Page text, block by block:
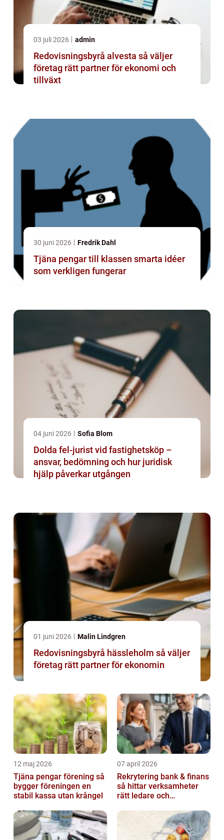
03 juli 2026 admin
Redovisningsbyrå alvesta så väljer
företag rätt partner för ekonomi och
tillväxt
30 juni 2026 Fredrik Dahl
Tjäna pengar till klassen smarta idéer
som verkligen fungerar
04 juni 2026 Sofia Blom
Dolda fel-jurist vid fastighetsköp –
ansvar, bedömning och hur juridisk
hjälp påverkar utgången
01 juni 2026 Malin Lindgren
Redovisningsbyrå hässleholm så väljer
företag rätt partner för ekonomin
12 maj 2026
Tjäna pengar förening så
bygger föreningen en
stabil kassa utan krångel
07 april 2026
Rekrytering bank & finans
så hittar verksamheter
rätt ledare och